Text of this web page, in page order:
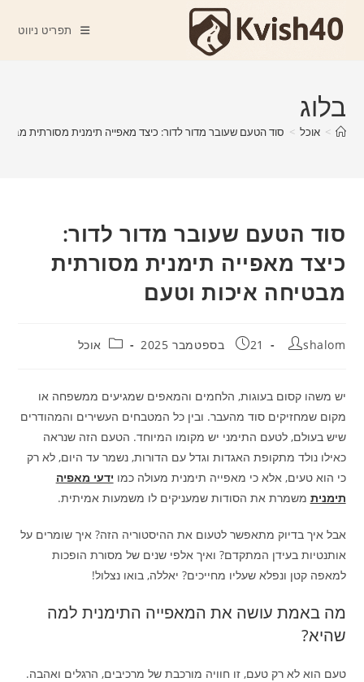
תפריט ניווט
בלוג
> אוכל > סוד הטעם שעובר מדור לדור: כיצד מאפייה תימנית מסורתית
סוד הטעם שעובר מדור לדור:
כיצד מאפייה תימנית מסורתית
מבטיחה איכות וטעם
מחבר:
shalom פורסם:
21 בספטמבר 2025 קטגוריה:
אוכל
יש משהו קסום בעוגות, הלחמים והמאפים שמגיעים ממשפחה או
מקום שמחזיקים סוד מהעבר. ובין כל המטבחים העשירים והמהודרים
שיש בעולם, לטעם התימני יש מקומו המיוחד. הטעם הזה שנראה
כאילו נולד מתקופת האגדות וגדל עם הדורות, נשמר עד היום, לא רק
כי הוא טעים, אלא כי מאפייה תימנית מעולה כמו ידעי מאפיה
תימנית משמרת את הסודות שמעניקים לו משמעות אמיתית.
אבל איך בדיוק מתאפשר לטעום את ההיסטוריה הזה? איך שומרים על
אותנטיות בעידן המתקדם? ואיך אלפי שנים של מסורת הופכות
למאפה קטן ונפלא שעליו מחייכים? יאללה, בואו נצלול!
מה באמת עושה את המאפייה התימנית למה
שהיא?
טעם הוא לא רק טעם, זו חוויה מורכבת של מרכיבים, הרגלים ואהבה.